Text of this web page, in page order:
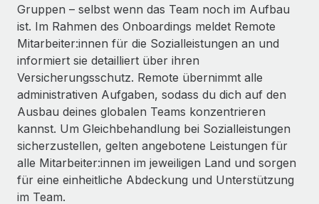
Background-Checks
Einfacheres Bewerber:innen-Screening
Compliance Watchtower
Lückenlose Compliance
Geräteverwaltung
Globale Bereitstellung und Verfolgung von IT-
Geräten
Gründung von Niederlassungen
Schnelle, rechtssichere Gründung von
FALLSTUDIEN
So hat der KI-Vorreiter Weaviate sein Team mit
Remote um 120 % vergrößert
Weaviate auf einen Blick Weaviate entwickelt KI-basierte
Open-Source-Infrastrukturen. Das...
Mehr erfahren
Strategische Partnerschaft zwischen
Reverse Tech und Remote für Contractor
Hol dir Unterstützung
BLOG
Globale Payroll
EOR und PEO
Contractor Management
Steuern
Gruppen – selbst wenn das Team noch im Aufbau
ist. Im Rahmen des Onboardings meldet Remote
Mitarbeiter:innen für die Sozialleistungen an und
informiert sie detailliert über ihren
Versicherungsschutz. Remote übernimmt alle
administrativen Aufgaben, sodass du dich auf den
Ausbau deines globalen Teams konzentrieren
kannst. Um Gleichbehandlung bei Sozialleistungen
sicherzustellen, gelten angebotene Leistungen für
alle Mitarbeiter:innen im jeweiligen Land und sorgen
für eine einheitliche Abdeckung und Unterstützung
im Team.